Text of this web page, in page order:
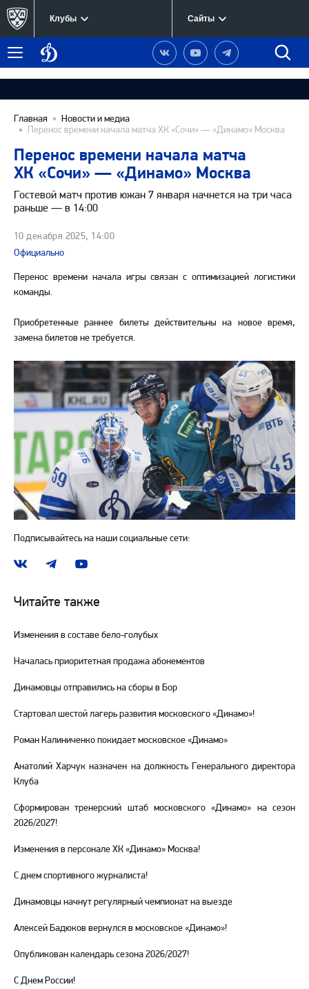
Клубы Сайты
Меню
Динамо
Москва
Наша
группа
Вконтакте
Наш
канал
YouTube
Наш
канал
Telegram
Главная
Новости и медиа
Перенос времени начала матча ХК «Сочи» — «Динамо» Москва
Перенос времени начала матча
ХК «Сочи» — «Динамо» Москва
Гостевой матч против южан 7 января начнется на три часа
раньше — в 14:00
10 декабря 2025, 14:00
Официально
Перенос времени начала игры связан с оптимизацией логистики
команды.
Приобретенные раннее билеты действительны на новое время,
замена билетов не требуется.
Подписывайтесь на наши социальные сети:
Наша
ВКонтакте
Наш
в
Telegram
Наш
YouTube
Читайте также
Изменения в составе бело-голубых
Началась приоритетная продажа абонементов
Динамовцы отправились на сборы в Бор
Стартовал шестой лагерь развития московского «Динамо»!
Роман Калиниченко покидает московское «Динамо»
Анатолий Харчук назначен на должность Генерального директора
Клуба
Сформирован тренерский штаб московского «Динамо» на сезон
2026/2027!
Изменения в персонале ХК «Динамо» Москва!
С днем спортивного журналиста!
Динамовцы начнут регулярный чемпионат на выезде
Алексей Бадюков вернулся в московское «Динамо»!
Опубликован календарь сезона 2026/2027!
С Днем России!